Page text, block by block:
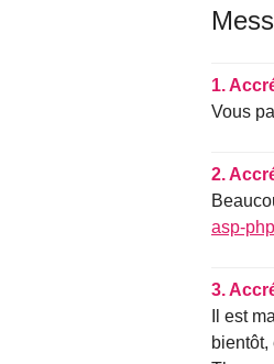
1.
Vous
2.
asp-
3.
Il est
bientôt,